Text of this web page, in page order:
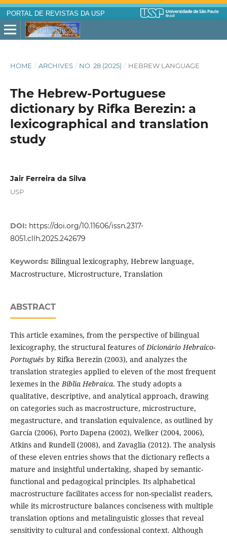
PORTAL DE REVISTAS DA USP
HOME / ARCHIVES / NO. 28 (2025) / HEBREW LANGUAGE
The Hebrew-Portuguese
dictionary by Rifka Berezin: a
lexicographical and translation
study
Jair Ferreira da Silva
USP
DOI: https://doi.org/10.11606/issn.2317-
8051.cllh.2025.242679
Keywords: Bilingual lexicography, Hebrew language,
Macrostructure, Microstructure, Translation
ABSTRACT
This article examines, from the perspective of bilingual
lexicography, the structural features ofDicionário Hebraico-
Português by Rifka Berezin (2003), and analyzes the
translation strategies applied to eleven of the most frequent
lexemes in theBiblia Hebraica. The study adopts a
qualitative, descriptive, and analytical approach, drawing
on categories such as macrostructure, microstructure,
megastructure, and translation equivalence, as outlined by
García (2006), Porto Dapena (2002), Welker (2004, 2006),
Atkins and Rundell (2008), and Zavaglia (2012). The analysis
of these eleven entries shows that the dictionary reflects a
mature and insightful undertaking, shaped by semantic-
functional and pedagogical principles. Its alphabetical
macrostructure facilitates access for non-specialist readers,
while its microstructure balances conciseness with multiple
translation options and metalinguistic glosses that reveal
sensitivity to cultural and confessional context. Although